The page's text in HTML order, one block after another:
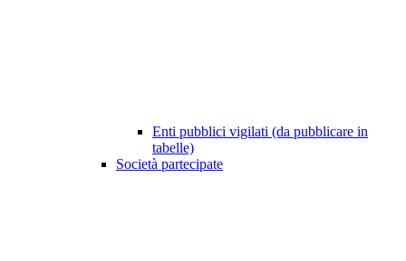
Enti pubblici vigilati (da pubblicare in
tabelle)
Società partecipate